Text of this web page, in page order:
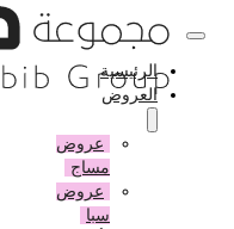
الرئيسية
العروض
عروض
مساج
عروض